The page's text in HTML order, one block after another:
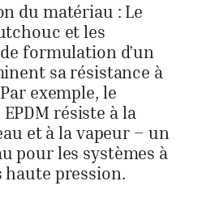
du matériau : Le
et les
formulation d’un
sa résistance à
exemple, le
résiste à la
et à la vapeur – un
pour les systèmes à
haute pression.